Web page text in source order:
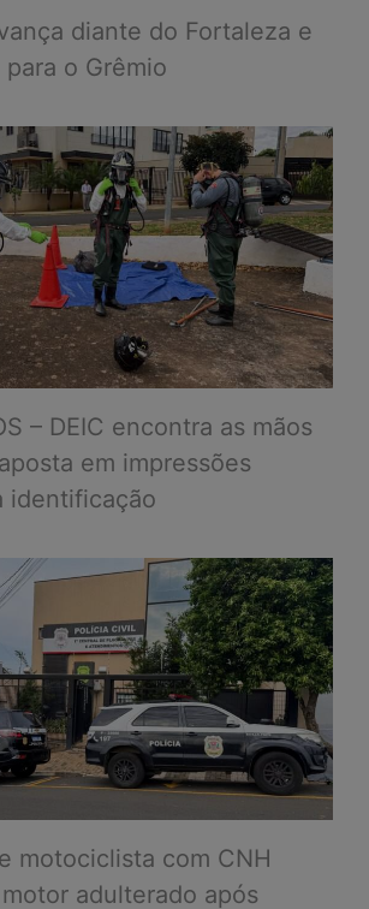
diante do Fortaleza e
o Grêmio
– DEIC encontra as mãos
em impressões
identificação
motociclista com CNH
adulterado após